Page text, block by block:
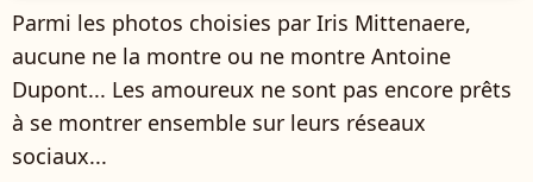
Parmi les photos choisies par Iris Mittenaere,
aucune ne la montre ou ne montre Antoine
Dupont... Les amoureux ne sont pas encore prêts
à se montrer ensemble sur leurs réseaux
sociaux...